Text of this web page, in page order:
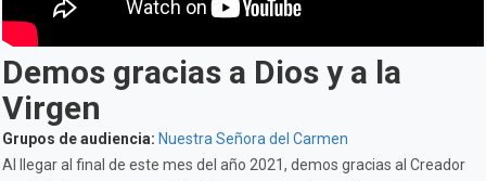
Demos gracias a Dios y a la
Virgen
Grupos de audiencia: Nuestra Señora del Carmen
Al llegar al final de este mes del año 2021, demos gracias al Creador